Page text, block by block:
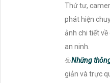
Thứ tư,
phát hiện
ảnh chi tiết
an ninh.
☣️Những
giản và trực